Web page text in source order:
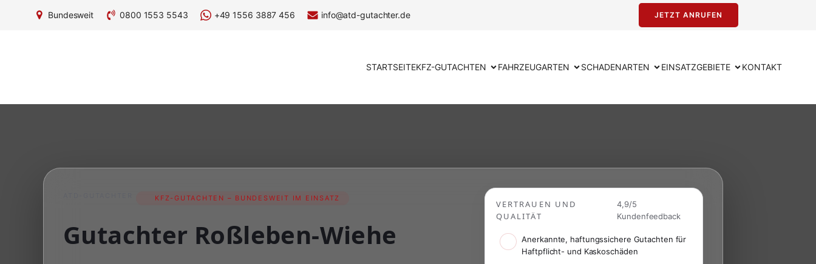
Bundesweit 0800 1553 5543 +49 1556 3887 456 info@atd-gutachter.de JETZT ANRUFEN
STARTSEITEKFZ-GUTACHTEN FAHRZEUGARTEN SCHADENARTEN EINSATZGEBIETE KONTAKT
KFZ-GUTACHTEN – BUNDESWEIT IM EINSATZ
Gutachter Roßleben-Wiehe
VERTRAUEN UND
QUALITÄT
4,9/5
Kundenfeedback
Anerkannte, haftungssichere Gutachten für
Haftpflicht- und Kaskoschäden